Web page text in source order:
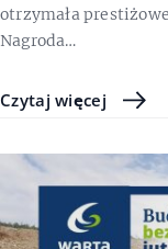
otrzymała
Nagroda…
Czytaj więcej